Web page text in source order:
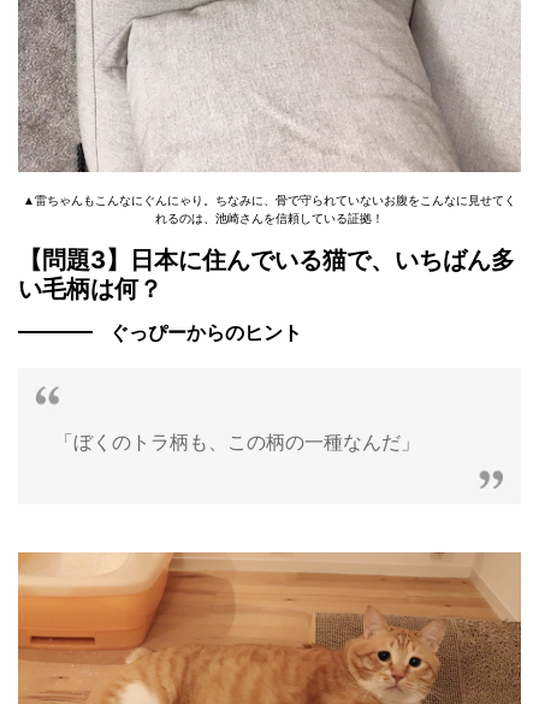
▲雷ちゃんもこんなにぐんにゃり。ちなみに、骨で守られていないお腹をこんなに見せてく
れるのは、池崎さんを信頼している証拠！
【問題3】日本に住んでいる猫で、いちばん多
い毛柄は何？
ぐっぴーからのヒント
「ぼくのトラ柄も、この柄の一種なんだ」